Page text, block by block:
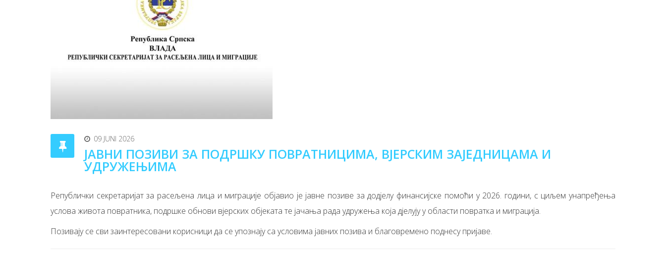
09 JUNI 2026
ЈАВНИ ПОЗИВИ ЗА ПОДРШКУ ПОВРАТНИЦИМА, ВЈЕРСКИМ ЗАЈЕДНИЦАМА И
УДРУЖЕЊИМА
Републички секретаријат за расељена лица и миграције објавио је јавне позиве за додјелу финансијске помоћи у 2026. години, с циљем унапређења
услова живота повратника, подршке обнови вјерских објеката те јачања рада удружења која дјелују у области повратка и миграција.
Позивају се сви заинтересовани корисници да се упознају са условима јавних позива и благовремено поднесу пријаве.